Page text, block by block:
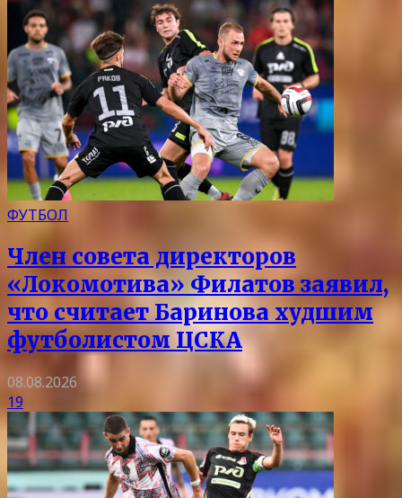
ФУТБОЛ
Член совета директоров
«Локомотива» Филатов заявил,
что считает Баринова худшим
футболистом ЦСКА
08.08.2026
19